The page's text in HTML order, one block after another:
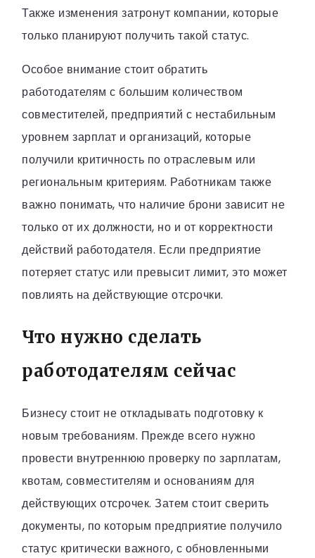
Также изменения затронут компании, которые
только планируют получить такой статус.
Особое внимание стоит обратить
работодателям с большим количеством
совместителей, предприятий с нестабильным
уровнем зарплат и организаций, которые
получили критичность по отраслевым или
региональным критериям. Работникам также
важно понимать, что наличие брони зависит не
только от их должности, но и от корректности
действий работодателя. Если предприятие
потеряет статус или превысит лимит, это может
повлиять на действующие отсрочки.
Что нужно сделать
работодателям сейчас
Бизнесу стоит не откладывать подготовку к
новым требованиям. Прежде всего нужно
провести внутреннюю проверку по зарплатам,
квотам, совместителям и основаниям для
действующих отсрочек. Затем стоит сверить
документы, по которым предприятие получило
статус критически важного, с обновленными